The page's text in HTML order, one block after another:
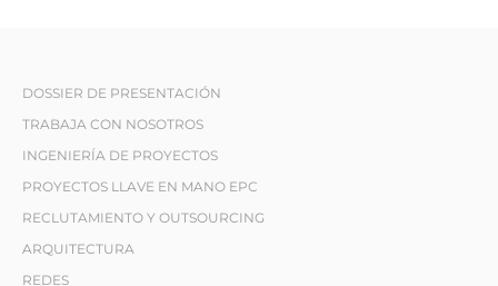
DOSSIER DE PRESENTACIÓN
TRABAJA CON NOSOTROS
INGENIERÍA DE PROYECTOS
PROYECTOS LLAVE EN MANO EPC
RECLUTAMIENTO Y OUTSOURCING
ARQUITECTURA
REDES